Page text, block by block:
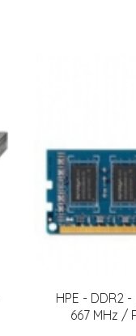
HPE - DDR2
667 MHz /